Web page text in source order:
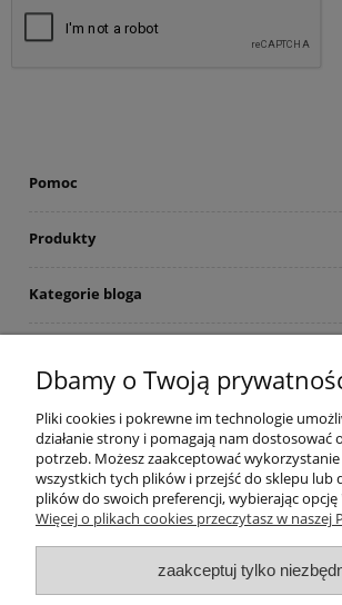
Pomoc
Produkty
Kategorie bloga
© artbud.pl - Wszelkie prawa
Sklep internetowy Shoper.pl
Dbamy o Twoją
Pliki cookies i pokrewne im technologie
działanie strony i pomagają nam dostosować
potrzeb. Możesz zaakceptować
wszystkich tych plików i przejść do sklepu lub
plików do swoich preferencji, wybierając
Więcej o plikach cookies przeczytasz w naszej
zaakceptuj tylko